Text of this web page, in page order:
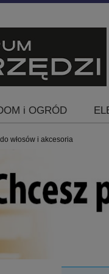
i OGRÓD
włosów i akcesoria